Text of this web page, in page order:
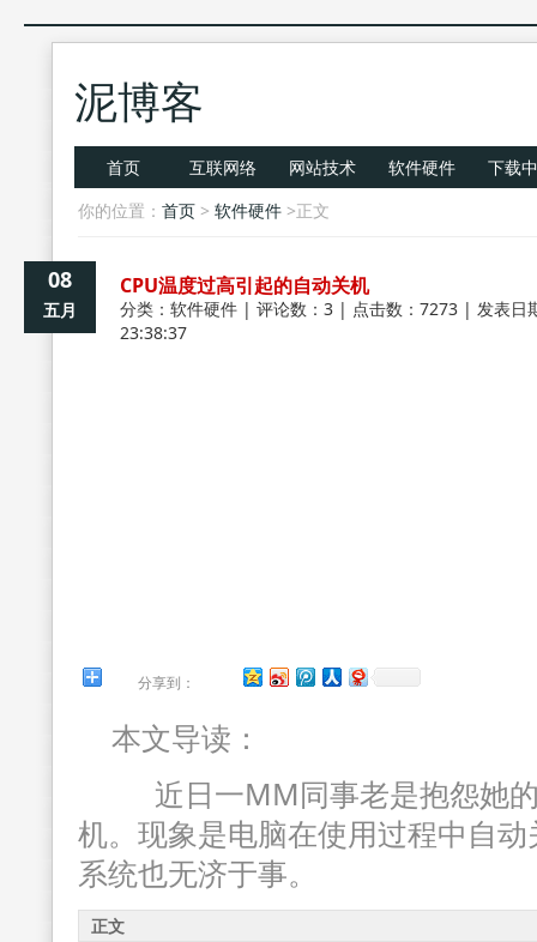
泥博客
首页 互联网络 网站技术 软件硬件
下载
你的位置： 首页 > 软件硬件 >正文
08
五月
CPU温度过高引起的自动关机
分类： 软件硬件 | 评论数：3 | 点击数：7273 | 发表日
23:38:37
分享到：
本文导读：
近日一MM同事老是抱怨她
机。现象是电脑在使用过程中自
系统也无济于事。
正文